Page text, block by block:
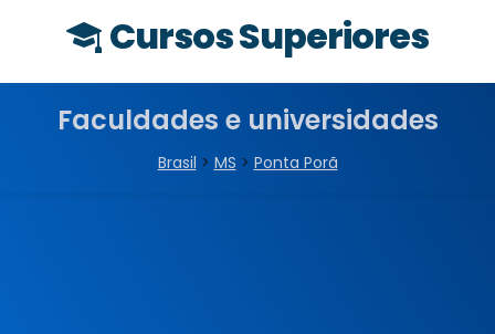
Cursos Superiores
Faculdades e universidades
Brasil > MS > Ponta Porã